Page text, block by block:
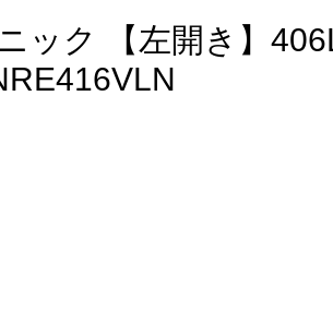
ック 【左開き】